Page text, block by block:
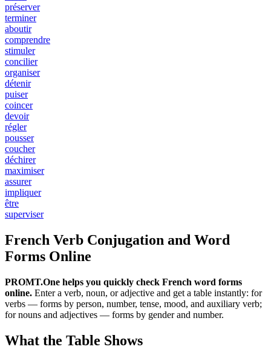
préserver
terminer
aboutir
comprendre
stimuler
concilier
organiser
détenir
puiser
coincer
devoir
régler
pousser
coucher
déchirer
maximiser
assurer
impliquer
être
superviser
French Verb Conjugation and Word
Forms Online
PROMT.One helps you quickly check French word forms
online. Enter a verb, noun, or adjective and get a table instantly: for
verbs — forms by person, number, tense, mood, and auxiliary verb;
for nouns and adjectives — forms by gender and number.
What the Table Shows